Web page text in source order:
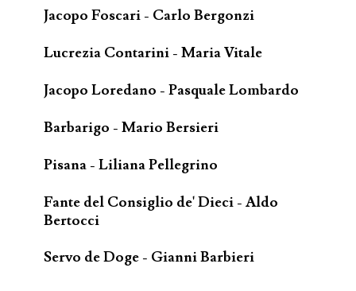
Jacopo Foscari - Carlo Bergonzi
Lucrezia Contarini - Maria Vitale
Jacopo Loredano - Pasquale Lombardo
Barbarigo - Mario Bersieri
Pisana - Liliana Pellegrino
Fante del Consiglio de' Dieci - Aldo
Bertocci
Servo de Doge - Gianni Barbieri